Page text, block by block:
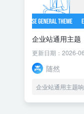
企业站通用主题
更新日期：2026-
随然
企业站通用主题